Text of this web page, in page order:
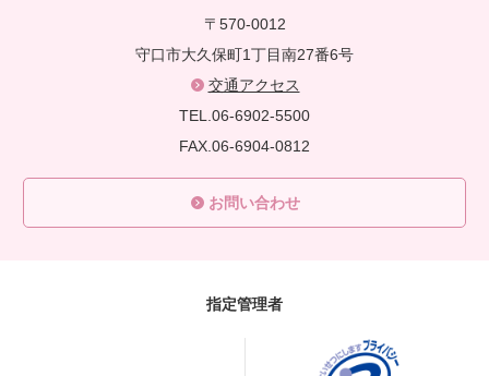
〒570-0012
守口市大久保町1丁目南27番6号
交通アクセス
TEL.06-6902-5500
FAX.06-6904-0812
お問い合わせ
指定管理者